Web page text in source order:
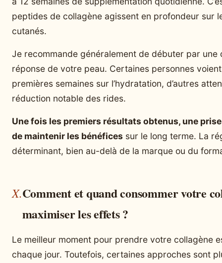
peptides de collagène agissent en profondeur sur
cutanés.
Je recommande généralement de débuter par
réponse de votre peau. Certaines personnes
premières semaines sur l’hydratation, d’autres
réduction notable des rides.
Une fois les premiers résultats obtenus, une
de maintenir les bénéfices sur le long terme. La
déterminant, bien au-delà de la marque ou du
Comment et quand consommer votre
maximiser les effets ?
Le meilleur moment pour prendre votre collagène
chaque jour. Toutefois, certaines approches sont